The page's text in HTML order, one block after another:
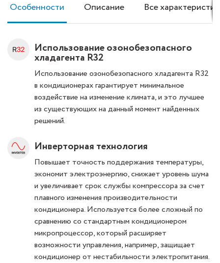
Особенности Описание Все
Использование озонобезопасного
хладагента R32
Использование озонобезопасного хладагента R32
в кондиционерах гарантирует минимальное
воздействие на изменение климата, и это лучшее
из существующих на данный момент найденных
решений.
Инверторная технология
Повышает точность поддержания температуры,
экономит электроэнергию, снижает уровень шума
и увеличивает срок службы компрессора за счет
плавного изменения производительности
кондиционера. Используется более сложный по
сравнению со стандартным кондиционером
микропроцессор, который расширяет
возможности управления, например, защищает
кондиционер от нестабильности электропитания.